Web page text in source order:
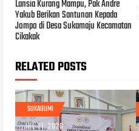
Lansia Kurang Mampu, Pak Andre
Yakub Berikan Santunan Kepada
Jompo di Desa Sukamaju Kecamatan
Cikakak
RELATED POSTS
SUKABUMI
JUL 21, 2026